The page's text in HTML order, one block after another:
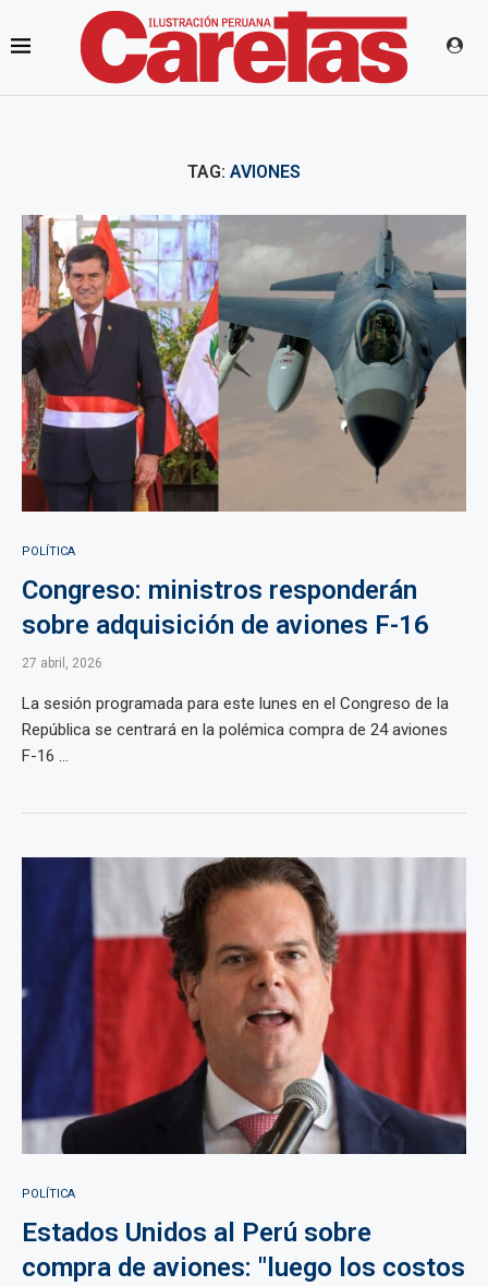
TAG: AVIONES
POLÍTICA
Congreso: ministros responderán
sobre adquisición de aviones F-16
27 abril, 2026
La sesión programada para este lunes en el Congreso de la
República se centrará en la polémica compra de 24 aviones
F-16 ...
POLÍTICA
Estados Unidos al Perú sobre
compra de aviones: "luego los costos